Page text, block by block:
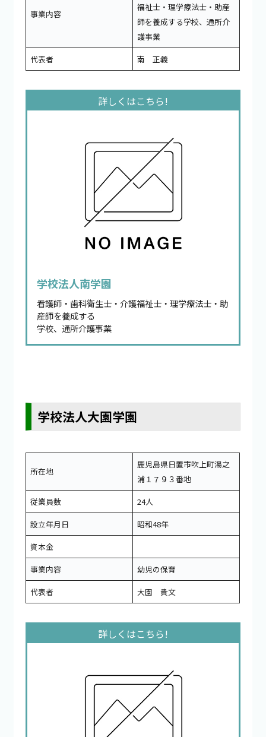
事業内容
福祉士・理学療法士・助産
師を養成する学校、通所介
護事業
代表者
南 正義
学校法人南学園
看護師・歯科衛生士・介護福祉士・理学療法士・助
産師を養成する
学校、通所介護事業
学校法人大園学園
所在地
鹿児島県日置市吹上町湯之
浦１７９３番地
従業員数
24人
設立年月日
昭和48年
資本金
事業内容
幼児の保育
代表者
大園 貴文